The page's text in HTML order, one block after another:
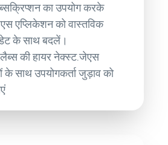
का उपयोग करके
एप्लिकेशन को वास्तविक
के साथ बदलें।
की हायर नेक्स्ट.जेएस
साथ उपयोगकर्ता जुड़ाव को